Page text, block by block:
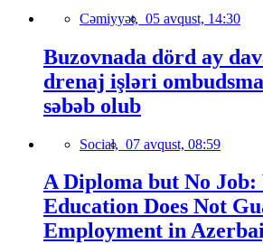
Cəmiyyət, 05 avqust, 14:30
Buzovnada dörd ay
drenaj işləri
səbəb olub
Social, 07 avqust, 08:59
A Diploma but No Job:
Education Does Not
Employment in